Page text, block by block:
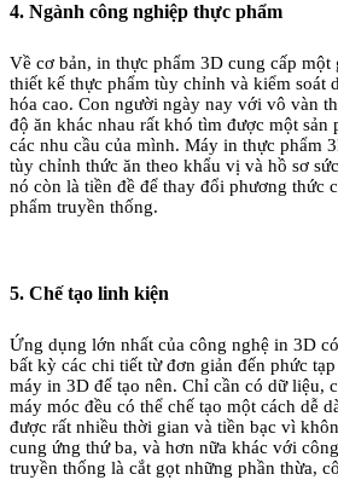
4. Ngành công nghiệp thực phẩm
Về cơ bản, in thực phẩm 3D cung cấp một
thiết kế thực phẩm tùy chỉnh và kiểm soát
hóa cao. Con người ngày nay với vô vàn
độ ăn khác nhau rất khó tìm được một sản
các nhu cầu của mình. Máy in thực phẩm
tùy chỉnh thức ăn theo khẩu vị và hồ sơ
nó còn là tiền đề để thay đổi phương thức
phẩm truyền thống.
5. Chế tạo linh kiện
Ứng dụng lớn nhất của công nghệ in 3D
bất kỳ các chi tiết từ đơn giản đến phức
máy in 3D để tạo nên. Chỉ cần có dữ liệu,
máy móc đều có thể chế tạo một cách dễ
được rất nhiều thời gian và tiền bạc vì
cung ứng thứ ba, và hơn nữa khác với
truyền thống là cắt gọt những phần thừa,